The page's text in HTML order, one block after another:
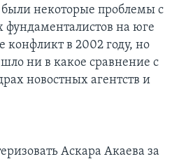
некоторые проблемы с
на юге
конфликт в 2002 году, но
ни в какое сравнение с
новостных агентств и
Аскара Акаева за